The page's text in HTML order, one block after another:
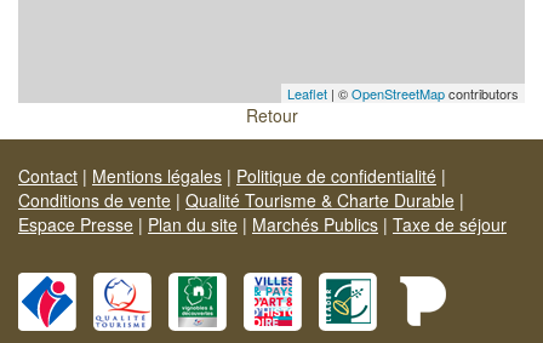
Leaflet | ©OpenStreetMapcontributors
Retour
Contact | Mentions légales | Politique de confidentialité |
Conditions de vente | Qualité Tourisme & Charte Durable |
Espace Presse | Plan du site | Marchés Publics | Taxe de séjour